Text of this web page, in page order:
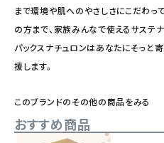
まで環境や肌へのやさしさにこだわっ
の方まで、家族みんなで使えるサステ
パックスナチュロンはあなたにそっと
援します。
このブランドのその他の商品をみる
おすすめ商品